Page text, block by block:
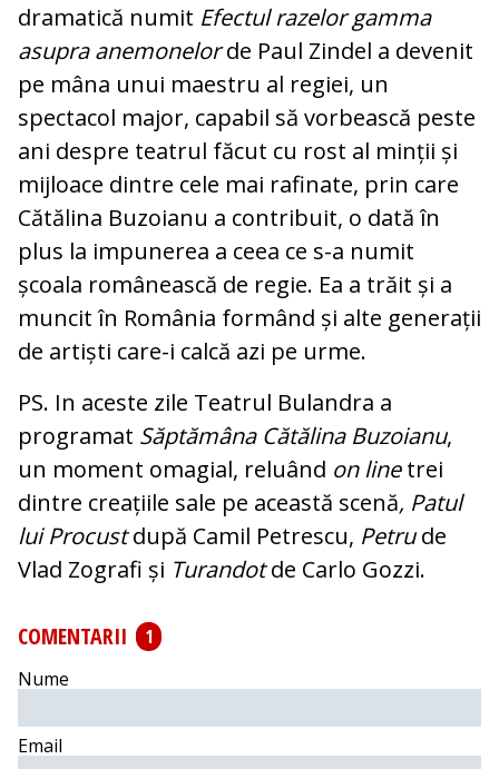
dramatică numit Efectul razelor gamma
asupra anemonelorde Paul Zindel a devenit
pe mâna unui maestru al regiei, un
spectacol major, capabil să vorbească peste
ani despre teatrul făcut cu rost al minții și
mijloace dintre cele mai rafinate, prin care
Cătălina Buzoianu a contribuit, o dată în
plus la impunerea a ceea ce s-a numit
școala românească de regie. Ea a trăit și a
muncit în România formând și alte generații
de artiști care-i calcă azi pe urme.
PS. In aceste zile Teatrul Bulandra a
programat Săptămâna Cătălina Buzoianu,
un moment omagial, reluând on linetrei
dintre creațiile sale pe această scenă, Patul
lui Procustdupă Camil Petrescu, Petrude
Vlad Zografi și Turandotde Carlo Gozzi.
COMENTARII
1
Nume
Email